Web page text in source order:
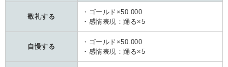
敬礼する
・ゴールド×50.000
・感情表現：踊る×5
自慢する
・ゴールド×50.000
・感情表現：踊る×5